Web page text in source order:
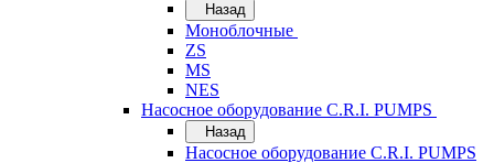
Назад
Моноблочные
ZS
MS
NES
Насосное оборудование C.R.I. PUMPS
Назад
Насосное оборудование C.R.I. PUMPS